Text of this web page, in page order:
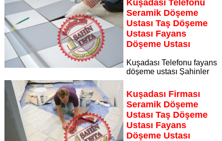
Sayfaya Git
Kuşadası Telefonu
Seramik Döşeme
Ustası Taş Döşeme
Ustası Fayans
Döşeme Ustası
Kuşadası Telefonu fayans
döşeme ustası Şahinler
İnşaat Dekorasyon, zeminlerinizi sanat eseri gibi işleyen
uzman kadrosuyla Kuşadası Telefonu bölgesine özel hizmet
sunuyor
Sayfaya Git
Kuşadası Firması
Seramik Döşeme
Ustası Taş Döşeme
Ustası Fayans
Döşeme Ustası